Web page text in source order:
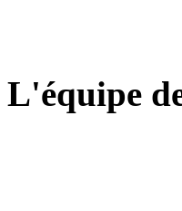
L'équipe